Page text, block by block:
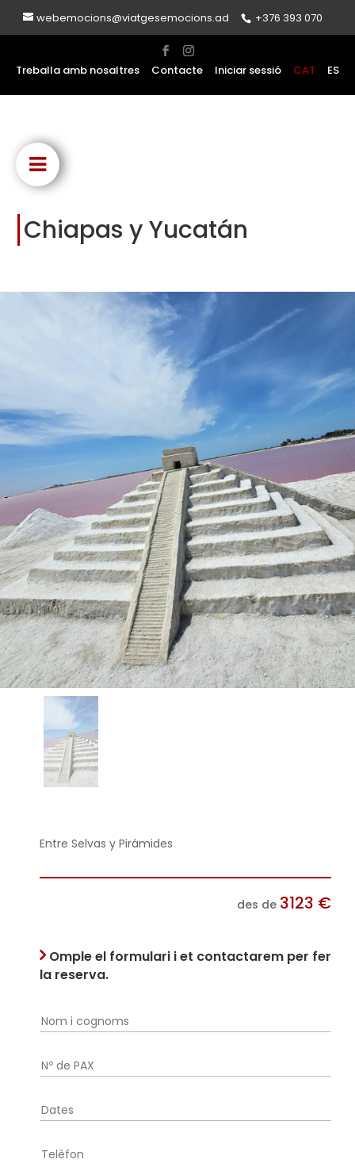
webemocions@viatgesemocions.ad +376 393 070
Treballa amb nosaltres Contacte Iniciar sessió CAT ES
Chiapas y Yucatán
Entre Selvas y Pirámides
des de 3123 €
Omple el formulari i et contactarem per fer
la reserva.